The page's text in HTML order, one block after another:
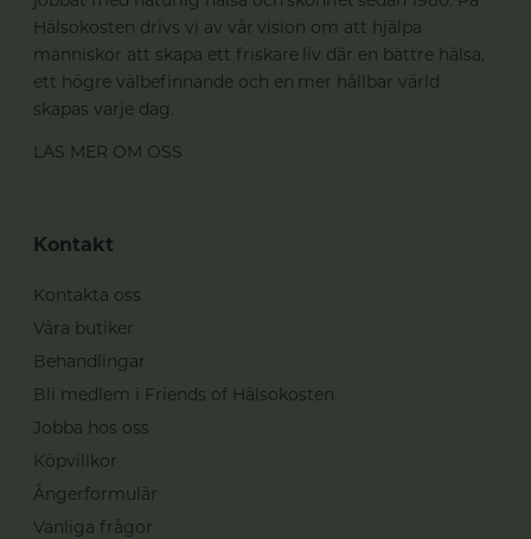
Hälsokosten drivs vi av vår vision om att hjälpa
människor att skapa ett friskare liv där en bättre hälsa,
ett högre välbefinnande och en mer hållbar värld
skapas varje dag.
LÄS MER OM OSS
Kontakt
Kontakta oss
Våra butiker
Behandlingar
Bli medlem i Friends of Hälsokosten
Jobba hos oss
Köpvillkor
Ångerformulär
Vanliga frågor